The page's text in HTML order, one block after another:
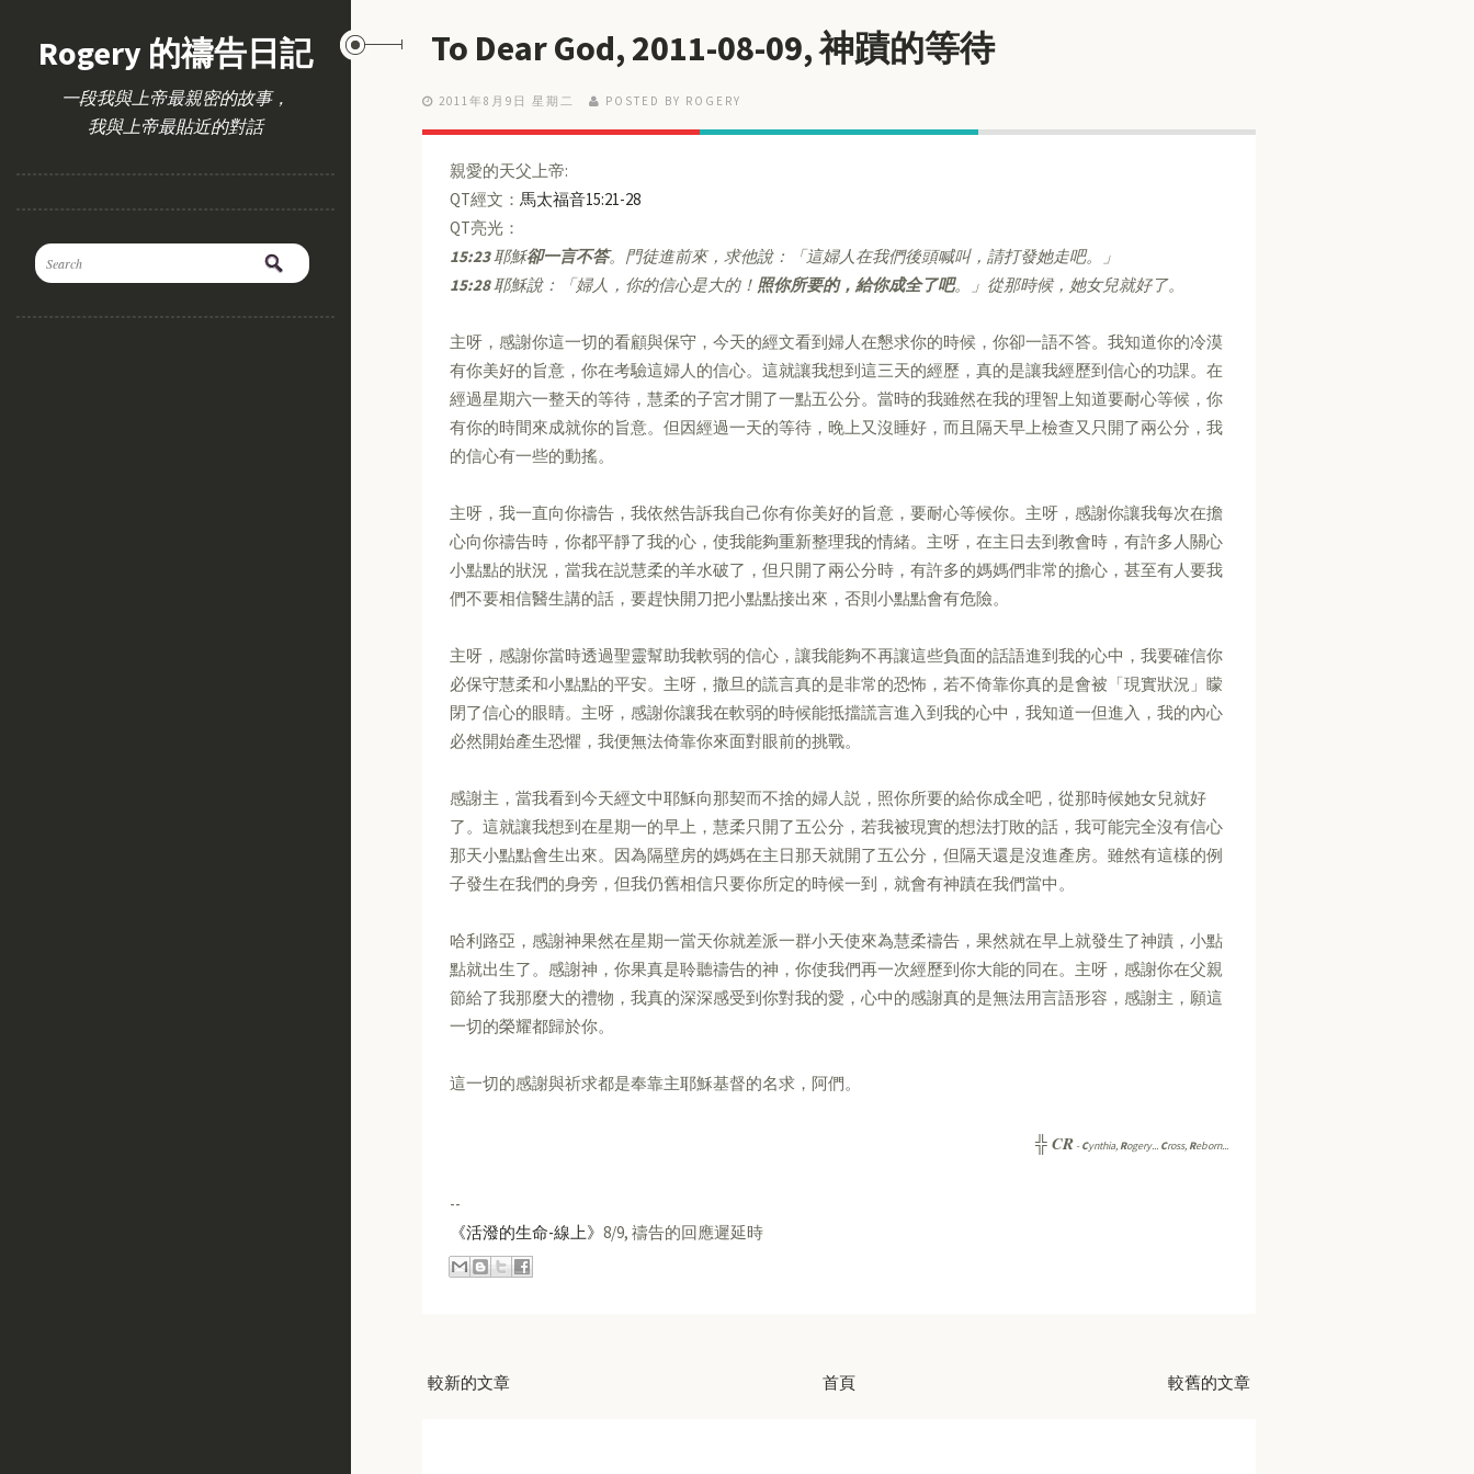
Rogery 的禱告日記
一段我與上帝最親密的故事，
我與上帝最貼近的對話
To Dear God, 2011-08-09, 神蹟的等待
2011年8月9日 星期二 POSTED BY ROGERY
親愛的天父上帝:
QT經文： 馬太福音15:21-28
QT亮光：
15:23耶穌卻一言不答。門徒進前來，求他說：「這婦人在我們後頭喊叫，請打發她走吧。」
15:28耶穌說：「婦人，你的信心是大的！ 照你所要的，給你成全了吧。」從那時候，她女兒就好了。
主呀，感謝你這一切的看顧與保守，今天的經文看到婦人在懇求你的時候，你卻一語不答。我知道你的冷漠
有你美好的旨意，你在考驗這婦人的信心。這就讓我想到這三天的經歷，真的是讓我經歷到信心的功課。在
經過星期六一整天的等待，慧柔的子宮才開了一點五公分。當時的我雖然在我的理智上知道要耐心等候，你
有你的時間來成就你的旨意。但因經過一天的等待，晚上又沒睡好，而且隔天早上檢查又只開了兩公分，我
的信心有一些的動搖。
主呀，我一直向你禱告，我依然告訴我自己你有你美好的旨意，要耐心等候你。主呀，感謝你讓我每次在擔
心向你禱告時，你都平靜了我的心，使我能夠重新整理我的情緒。主呀，在主日去到教會時，有許多人關心
小點點的狀況，當我在説慧柔的羊水破了，但只開了兩公分時，有許多的媽媽們非常的擔心，甚至有人要我
們不要相信醫生講的話，要趕快開刀把小點點接出來，否則小點點會有危險。
主呀，感謝你當時透過聖靈幫助我軟弱的信心，讓我能夠不再讓這些負面的話語進到我的心中，我要確信你
必保守慧柔和小點點的平安。主呀，撒旦的謊言真的是非常的恐怖，若不倚靠你真的是會被「現實狀況」矇
閉了信心的眼睛。主呀，感謝你讓我在軟弱的時候能抵擋謊言進入到我的心中，我知道一但進入，我的內心
必然開始產生恐懼，我便無法倚靠你來面對眼前的挑戰。
感謝主，當我看到今天經文中耶穌向那契而不捨的婦人説，照你所要的給你成全吧，從那時候她女兒就好
了。這就讓我想到在星期一的早上，慧柔只開了五公分，若我被現實的想法打敗的話，我可能完全沒有信心
那天小點點會生出來。因為隔壁房的媽媽在主日那天就開了五公分，但隔天還是沒進產房。雖然有這樣的例
子發生在我們的身旁，但我仍舊相信只要你所定的時候一到，就會有神蹟在我們當中。
哈利路亞，感謝神果然在星期一當天你就差派一群小天使來為慧柔禱告，果然就在早上就發生了神蹟，小點
點就出生了。感謝神，你果真是聆聽禱告的神，你使我們再一次經歷到你大能的同在。主呀，感謝你在父親
節給了我那麼大的禮物，我真的深深感受到你對我的愛，心中的感謝真的是無法用言語形容，感謝主，願這
一切的榮耀都歸於你。
這一切的感謝與祈求都是奉靠主耶穌基督的名求，阿們。
╬ CR -Cynthia, Rogery... Cross, Reborn...
--
《活潑的生命-線上》 8/9, 禱告的回應遲延時
較新的文章 較舊的文章
首頁